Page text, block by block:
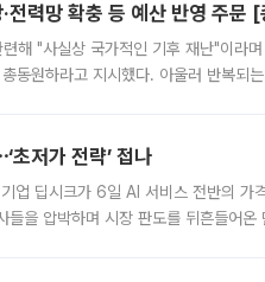
력망 확충 등 예산 반영 주문
해 "사실상 국가적인 기후 재난"이라
동원하라고 지시했다. 아울러 반복되
초저가 전략’ 접나
업 딥시크가 6일 AI 서비스 전반의 가
들을 압박하며 시장 판도를 뒤흔들어